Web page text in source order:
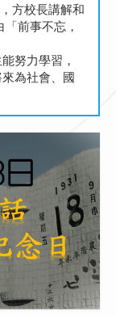
方校長講解和
前事不忘，
努力學習，
為社會、國